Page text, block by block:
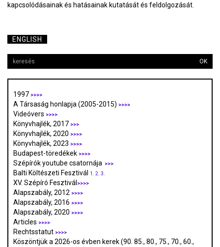
kapcsolódásainak és hatásainak kutatását és feldolgozását.
ENGLISH
OK
1997 >>>>
A Társaság honlapja (2005-2015) >>>>
Videóvers >>>>
Könyvhajlék, 2017 >>>
Könyvhajlék, 2020 >>>>
Könyvhajlék, 2023 >>>>
Budapest-töredékek >>>>
Szépírók youtube csatornája >>>
Balti Költészeti Fesztivál 1. 2. 3.
XV. Szépíró Fesztivál >>>>
Alapszabály, 2012 >>>>
Alapszabály, 2016 >>>>
Alapszabály, 2020 >>>>
Articles >>>>
Rechtsstatut >>>>
Köszöntjük a 2026-os évben kerek (90. 85., 80., 75., 70., 60.,